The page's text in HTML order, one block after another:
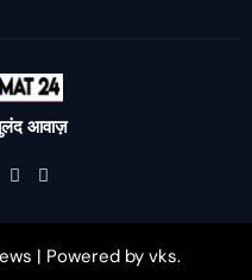
आवाज़
| Powered by vks.